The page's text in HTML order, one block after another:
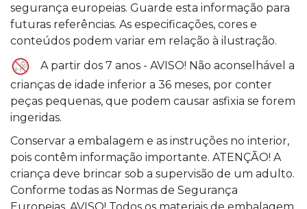
segurança europeias. Guarde esta informação para
futuras referências. As especificações, cores e
conteúdos podem variar em relação à ilustração.
A partir dos 7 anos - AVISO! Não aconselhável a
crianças de idade inferior a 36 meses, por conter
peças pequenas, que podem causar asfixia se forem
ingeridas.
Conservar a embalagem e as instruções no interior,
pois contêm informação importante. ATENÇÃO! A
criança deve brincar sob a supervisão de um adulto.
Conforme todas as Normas de Segurança
Europeias. AVISO! Todos os materiais de embalagem